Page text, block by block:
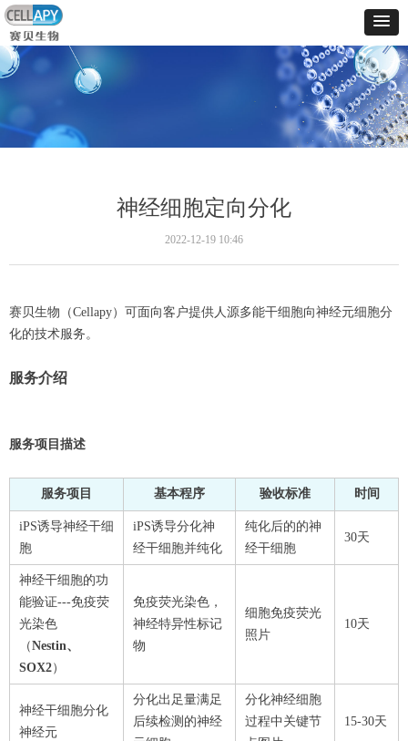
神经细胞定向分化
赛贝生物（Cellapy）可面向客户提供人源多能干细胞向神经元细胞分
化的技术服务。
服务介绍
服务项目描述
服务项目 基本程序 验收标准 时间
iPS诱导神经干细
胞
iPS诱导分化神
经干细胞并纯化
纯化后的的神
经干细胞
30天
神经干细胞的功
能验证---免疫荧
光染色
（Nestin、
SOX2）
免疫荧光染色，
神经特异性标记
物
细胞免疫荧光
照片
10天
神经干细胞分化
神经元
分化出足量满足
后续检测的神经
分化神经细胞
过程中关键节
15-30天
2022-12-19 10:46